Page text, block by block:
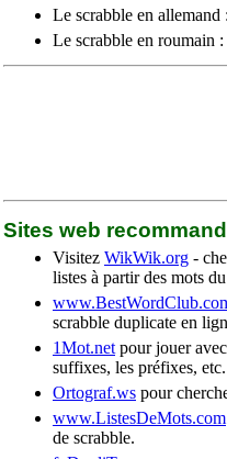
Le scrabble en allemand
Le scrabble en roumain
Sites web
Visitez WikWik.org -
listes à partir des mots
scrabble duplicate en
1Mot.net pour jouer
suffixes, les préfixes, etc.
Ortograf.ws pour
www.ListesDeMots.com
de scrabble.